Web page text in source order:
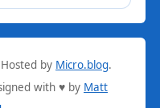
Hosted by Micro.blog.
with ♥ by Matt